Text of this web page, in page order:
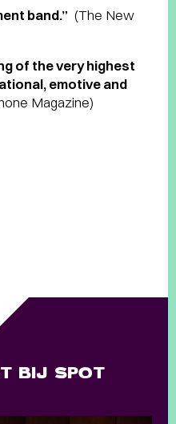
band.” (The New
of the very highest
emotive and
Magazine)
BIJ SPOT